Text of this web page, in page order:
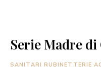
Serie Madre
SANITARI RUBINETTERIE